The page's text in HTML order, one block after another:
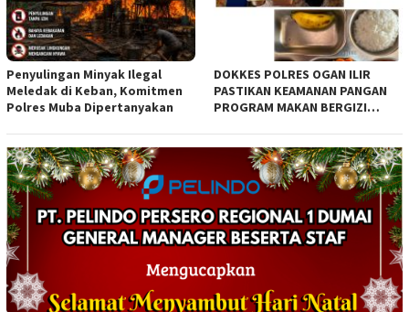
Penyulingan Minyak Ilegal
Meledak di Keban, Komitmen
Polres Muba Dipertanyakan
DOKKES POLRES OGAN ILIR
PASTIKAN KEAMANAN PANGAN
PROGRAM MAKAN BERGIZI
ORGANOLEPTIK*